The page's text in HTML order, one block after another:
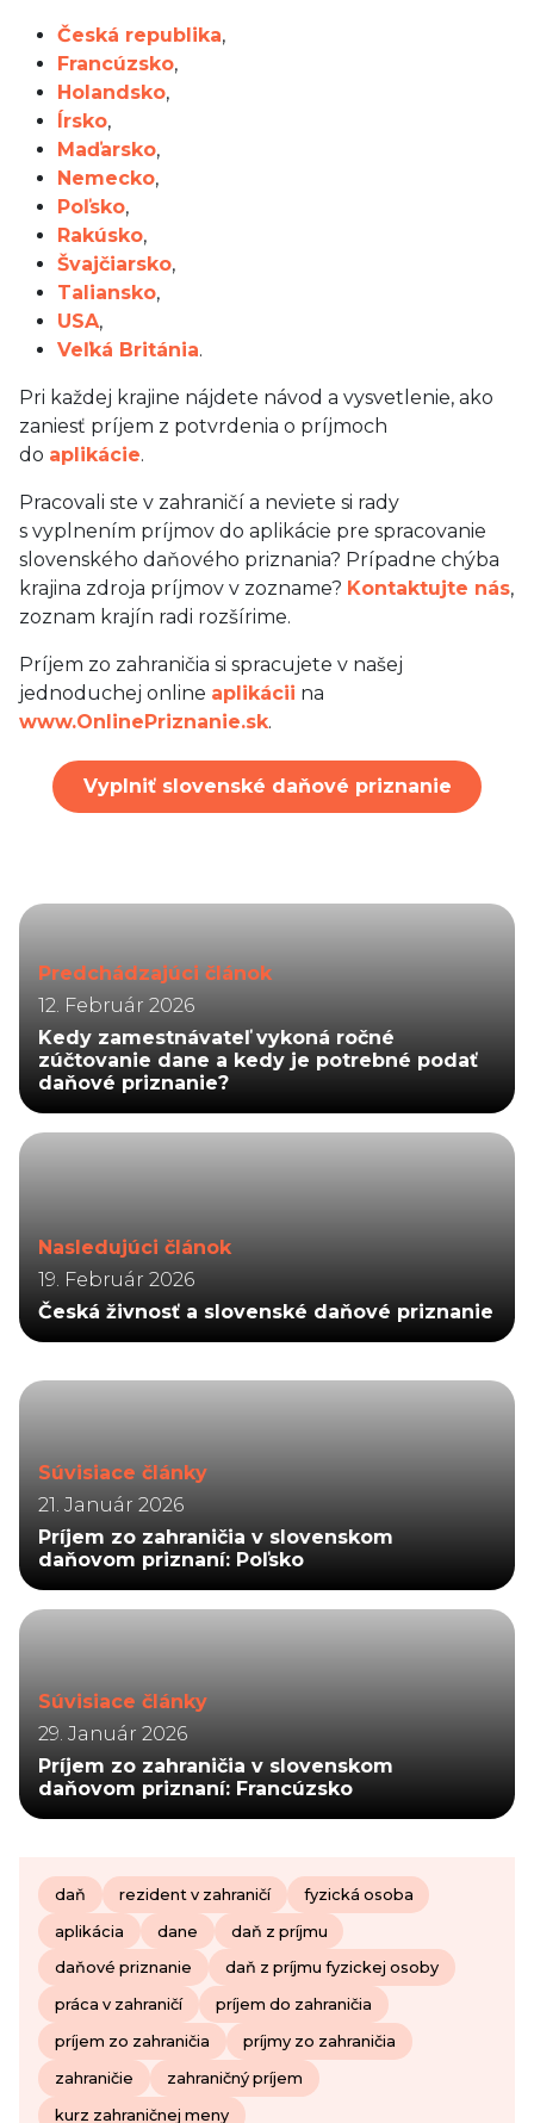
Česká republika,
Francúzsko,
Holandsko,
Írsko,
Maďarsko,
Nemecko,
Poľsko,
Rakúsko,
Švajčiarsko,
Taliansko,
USA,
Veľká Británia.
Pri každej krajine nájdete návod a vysvetlenie, ako
zaniesť príjem z potvrdenia o príjmoch
do aplikácie.
Pracovali ste v zahraničí a neviete si rady
s vyplnením príjmov do aplikácie pre spracovanie
slovenského daňového priznania? Prípadne chýba
krajina zdroja príjmov v zozname? Kontaktujte nás,
zoznam krajín radi rozšírime.
Príjem zo zahraničia si spracujete v našej
jednoduchej online aplikácii na
www.OnlinePriznanie.sk.
Vyplniť slovenské daňové priznanie
Predchádzajúci článok
12. Február 2026
Kedy zamestnávateľ vykoná ročné
zúčtovanie dane a kedy je potrebné podať
daňové priznanie?
Nasledujúci článok
19. Február 2026
Česká živnosť a slovenské daňové priznanie
Súvisiace články
21. Január 2026
Príjem zo zahraničia v slovenskom
daňovom priznaní: Poľsko
Súvisiace články
29. Január 2026
Príjem zo zahraničia v slovenskom
daňovom priznaní: Francúzsko
daň rezident v zahraničí fyzická osoba
aplikácia dane daň z príjmu
daňové priznanie daň z príjmu fyzickej osoby
práca v zahraničí príjem do zahraničia
príjem zo zahraničia príjmy zo zahraničia
zahraničie zahraničný príjem
kurz zahraničnej meny